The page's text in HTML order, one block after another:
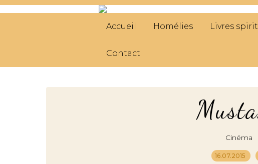
Accueil Homélies Livres
Contact
Cinéma
16.07.2015